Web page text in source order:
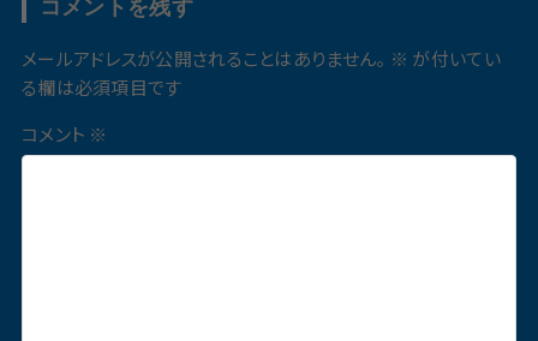
コメントを残す
メールアドレスが公開されることはありません。 ※ が付いてい
る欄は必須項目です
コメント ※